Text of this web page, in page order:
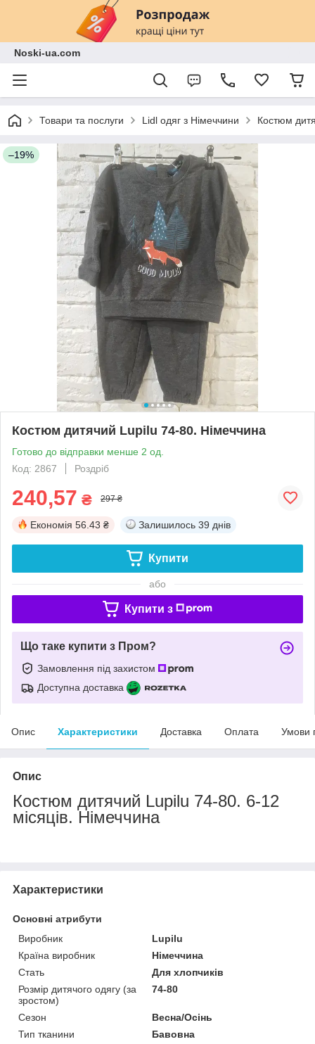
Noski-ua.com
Товари та послуги Lidl одяг з Німеччини Костюм
–19%
Костюм дитячий Lupilu 74-80. Німеччина
Готово до відправки менше 2 од.
Код: 2867
Роздріб
240,57 ₴ 297 ₴
Економія 56.43 ₴ Залишилось 39 днів
Купити
або
Купити з
Що таке купити з Пром?
Замовлення під захистом
Доступна доставка
Опис Характеристики Доставка Оплата Умови
Опис
Костюм дитячий Lupilu 74-80. 6-12
місяців. Німеччина
Характеристики
Основні атрибути
Виробник
Lupilu
Країна виробник
Німеччина
Стать
Для хлопчиків
Розмір дитячого одягу (за
зростом)
74-80
Сезон
Весна/Осінь
Тип тканини
Бавовна